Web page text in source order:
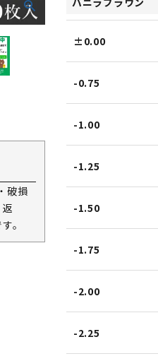
破損
。
±0.00
-0.75
-1.00
-1.25
-1.50
-1.75
-2.00
-2.25